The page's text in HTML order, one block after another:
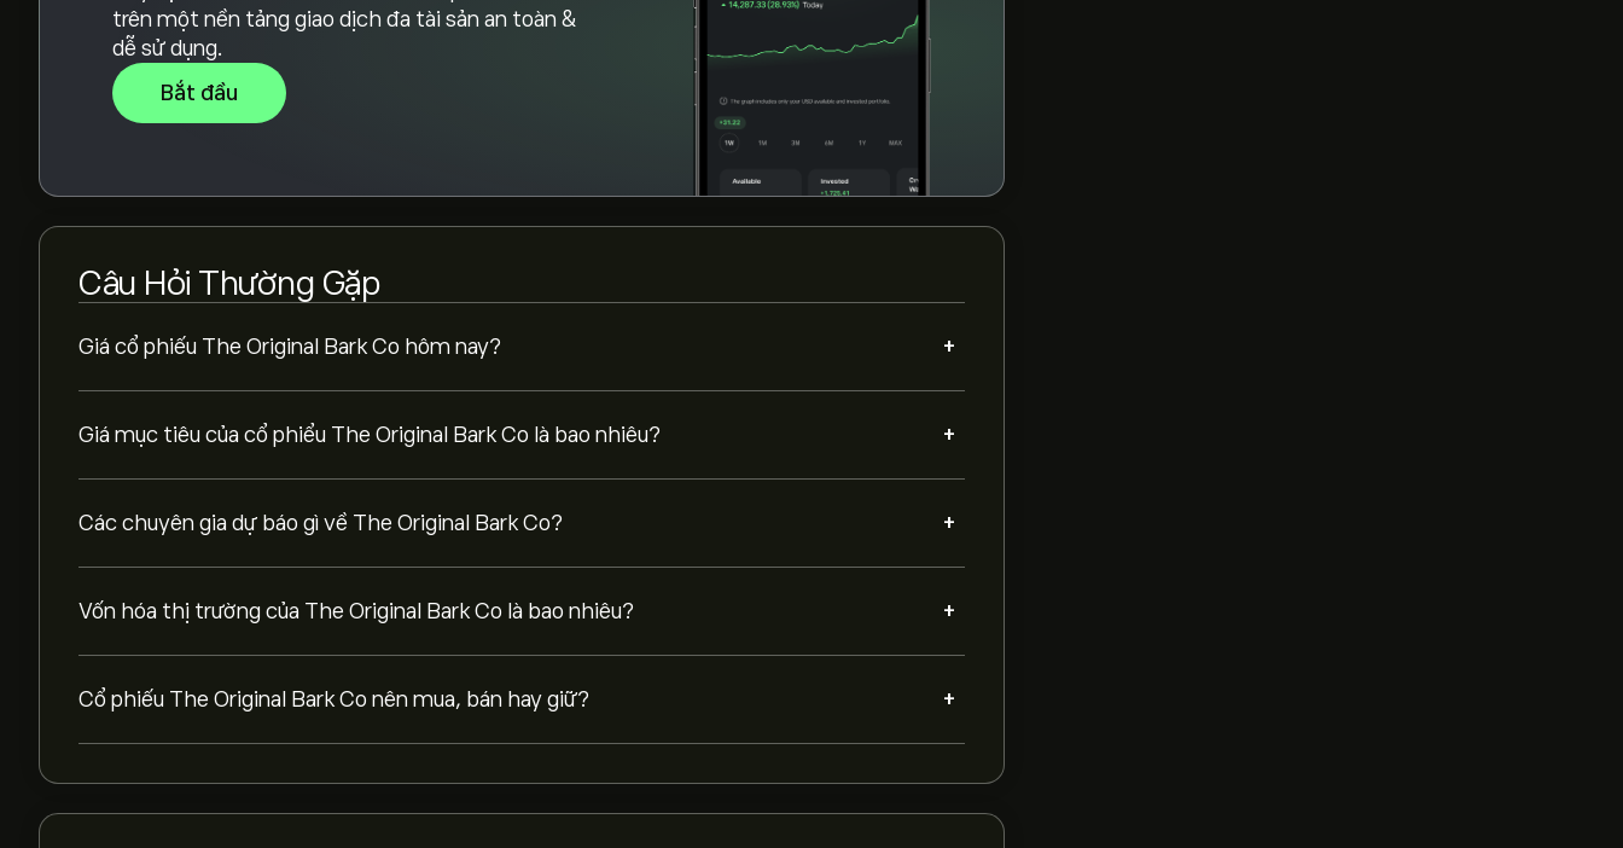
trên một nền tảng giao dịch đa tài sản an toàn &
dễ sử dụng.
Bắt đầu
Câu Hỏi Thường Gặp
Giá cổ phiếu The Original Bark Co hôm nay? +
Giá mục tiêu của cổ phiểu The Original Bark Co là bao nhiêu? +
Các chuyên gia dự báo gì về The Original Bark Co? +
Vốn hóa thị trường của The Original Bark Co là bao nhiêu? +
Cổ phiếu The Original Bark Co nên mua, bán hay giữ? +